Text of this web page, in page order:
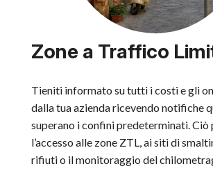
Zone a Traffico
Tieniti informato su tutti i costi e gli
dalla tua azienda ricevendo notifiche
superano i confini predeterminati. Ciò
l’accesso alle zone ZTL, ai siti di
rifiuti o il monitoraggio del